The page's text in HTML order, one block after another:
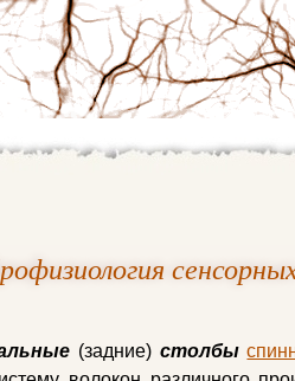
(задние) столбы